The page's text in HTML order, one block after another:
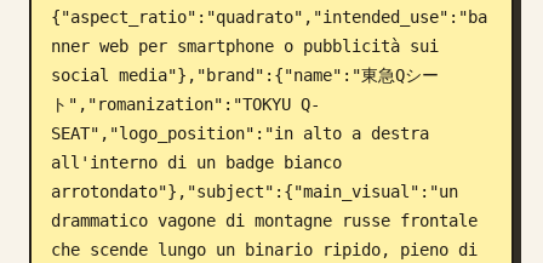
{"aspect_ratio":"quadrato","intended_use":"ba
nner web per smartphone o pubblicità sui
social media"},"brand":{"name":"東急Qシー
ト","romanization":"TOKYU Q-
SEAT","logo_position":"in alto a destra
all'interno di un badge bianco
arrotondato"},"subject":{"main_visual":"un
drammatico vagone di montagne russe frontale
che scende lungo un binario ripido, pieno di